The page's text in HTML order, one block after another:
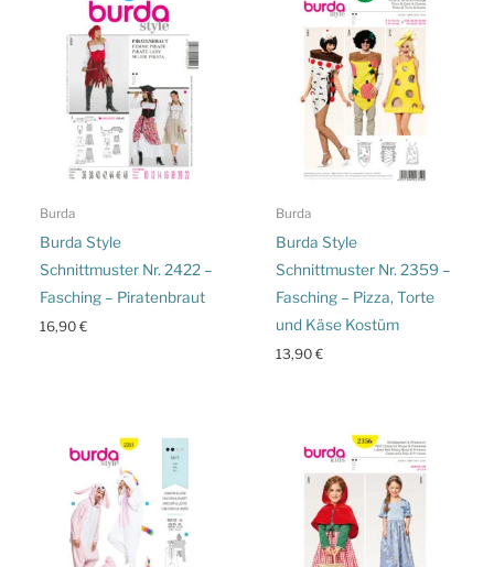
Burda
Burda Style
Schnittmuster Nr. 2422 –
Fasching – Piratenbraut
16,90€
Burda
Burda Style
Schnittmuster Nr. 2359 –
Fasching – Pizza, Torte
und Käse Kostüm
13,90€